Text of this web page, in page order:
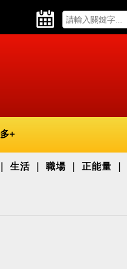
+
生活 職場 正能量